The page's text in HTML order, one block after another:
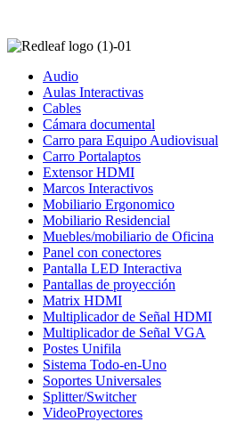
Audio
Aulas Interactivas
Cables
Cámara documental
Carro para Equipo Audiovisual
Carro Portalaptos
Extensor HDMI
Marcos Interactivos
Mobiliario Ergonomico
Mobiliario Residencial
Muebles/mobiliario de Oficina
Panel con conectores
Pantalla LED Interactiva
Pantallas de proyección
Matrix HDMI
Multiplicador de Señal HDMI
Multiplicador de Señal VGA
Postes Unifila
Sistema Todo-en-Uno
Soportes Universales
Splitter/Switcher
VideoProyectores